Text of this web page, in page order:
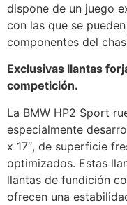
dispone de un juego
con las que se
componentes del
Exclusivas llantas
competición.
La BMW HP2 Sport
especialmente
x 17″, de superficie
optimizados. Estas
llantas de fundición
ofrecen una